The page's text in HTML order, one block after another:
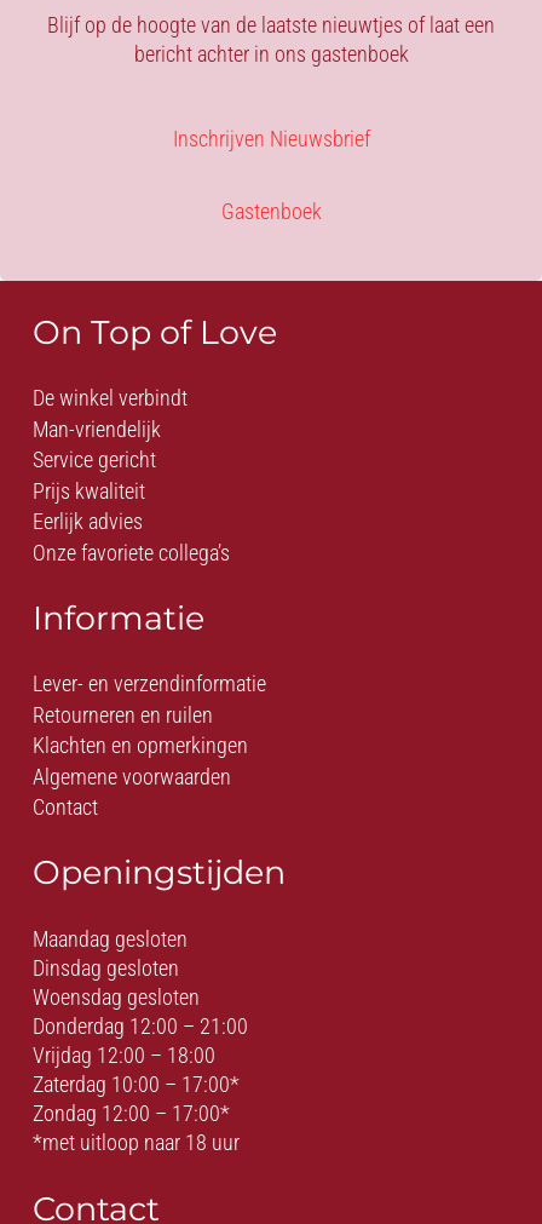
Blijf op de hoogte van de laatste nieuwtjes of laat een
bericht achter in ons gastenboek
Inschrijven Nieuwsbrief
Gastenboek
On Top of Love
De winkel verbindt
Man-vriendelijk
Service gericht
Prijs kwaliteit
Eerlijk advies
Onze favoriete collega’s
Informatie
Lever- en verzendinformatie
Retourneren en ruilen
Klachten en opmerkingen
Algemene voorwaarden
Contact
Openingstijden
Maandag gesloten
Dinsdag gesloten
Woensdag gesloten
Donderdag 12:00 – 21:00
Vrijdag 12:00 – 18:00
Zaterdag 10:00 – 17:00*
Zondag 12:00 – 17:00*
*met uitloop naar 18 uur
Contact